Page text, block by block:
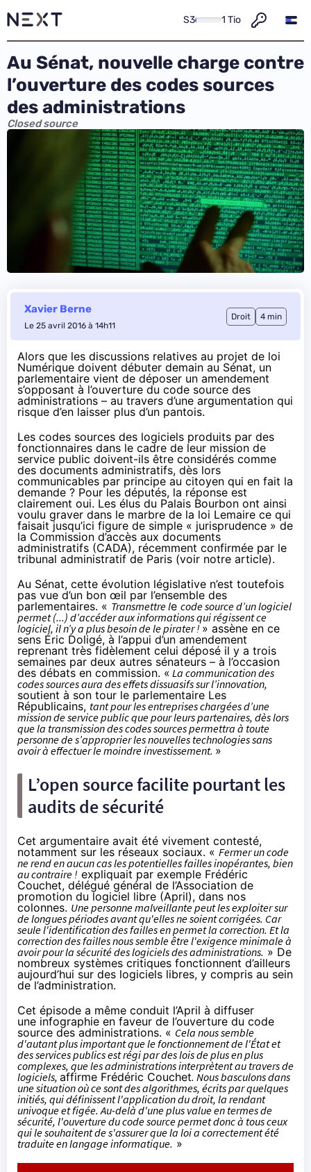
S3 1 Tio
Au Sénat, nouvelle charge contre
l’ouverture des codes sources
des administrations
Closed source
Xavier Berne
Le 25 avril 2016 à 14h11
Droit 4 min
Alors que les discussions relatives au projet de loi
Numérique doivent débuter demain au Sénat, un
parlementaire vient de déposer un amendement
s’opposant à l’ouverture du code source des
administrations – au travers d’une argumentation qui
risque d’en laisser plus d’un pantois.
Les codes sources des logiciels produits par des
fonctionnaires dans le cadre de leur mission de
service public doivent-ils être considérés comme
des documents administratifs, dès lors
communicables par principe au citoyen qui en fait la
demande ? Pour les députés, la réponse est
clairement oui. Les élus du Palais Bourbon ont ainsi
voulu graver dans le marbre de la loi Lemaire ce qui
faisait jusqu’ici figure de simple « jurisprudence » de
la Commission d’accès aux documents
administratifs (CADA), récemment confirmée par le
tribunal administratif de Paris (voir notre article).
Au Sénat, cette évolution législative n’est toutefois
pas vue d’un bon œil par l’ensemble des
parlementaires. « Transmettre le code source d’un logiciel
permet (...) d’accéder aux informations qui régissent ce
logiciel, il n’y a plus besoin de le pirater ! » assène en ce
sens Éric Doligé, à l’appui d’un amendement
reprenant très fidèlement celui déposé il y a trois
semaines par deux autres sénateurs – à l’occasion
des débats en commission. « La communication des
codes sources aura des effets dissuasifs sur l’innovation,
soutient à son tour le parlementaire Les
Républicains, tant pour les entreprises chargées d’une
mission de service public que pour leurs partenaires, dès lors
que la transmission des codes sources permettra à toute
personne de s’approprier les nouvelles technologies sans
avoir à effectuer le moindre investissement. »
L’open source facilite pourtant les
audits de sécurité
Cet argumentaire avait été vivement contesté,
notamment sur les réseaux sociaux. « Fermer un code
ne rend en aucun cas les potentielles failles inopérantes, bien
au contraire ! expliquait par exemple Frédéric
Couchet, délégué général de l’Association de
promotion du logiciel libre (April), dans nos
colonnes. Une personne malveillante peut les exploiter sur
de longues périodes avant qu'elles ne soient corrigées. Car
seule l'identification des failles en permet la correction. Et la
correction des failles nous semble être l'exigence minimale à
avoir pour la sécurité des logiciels des administrations. » De
nombreux systèmes critiques fonctionnent d’ailleurs
aujourd’hui sur des logiciels libres, y compris au sein
de l’administration.
Cet épisode a même conduit l’April à diffuser
une infographie en faveur de l’ouverture du code
source des administrations. « Cela nous semble
d'autant plus important que le fonctionnement de l'État et
des services publics est régi par des lois de plus en plus
complexes, que les administrations interprètent au travers de
logiciels, affirme Frédéric Couchet. Nous basculons dans
une situation où ce sont des algorithmes, écrits par quelques
initiés, qui définissent l'application du droit, la rendant
univoque et figée. Au-delà d'une plus value en termes de
sécurité, l'ouverture du code source permet donc à tous ceux
qui le souhaitent de s'assurer que la loi a correctement été
traduite en langage informatique. »